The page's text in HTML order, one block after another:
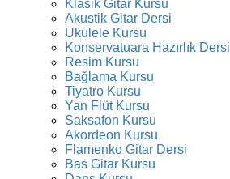
Klasik Gitar Kursu
Akustik Gitar Dersi
Ukulele Kursu
Konservatuara Hazırlık Dersi
Resim Kursu
Bağlama Kursu
Tiyatro Kursu
Yan Flüt Kursu
Saksafon Kursu
Akordeon Kursu
Flamenko Gitar Dersi
Bas Gitar Kursu